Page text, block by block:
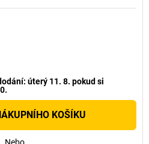
: úterý 11. 8. pokud si
KOŠÍKU